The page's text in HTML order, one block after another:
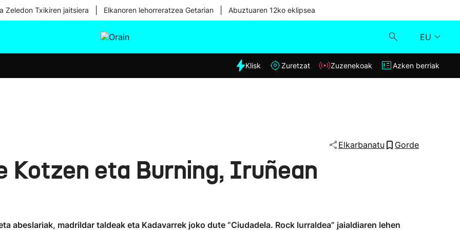
Zeledon Txikiren jaitsiera Elkanoren lehorreratzea Getarian Abuztuaren 12ko eklipsea
EU
Eguraldia
Klisk
Klisk Zuretzat Zuzenekoak Azken berriak
Elkarbanatu Gorde
Kotzen eta Burning, Iruñean
abeslariak, madrildar taldeak eta Kadavarrek joko dute “Ciudadela. Rock lurraldea” jaialdiaren lehen